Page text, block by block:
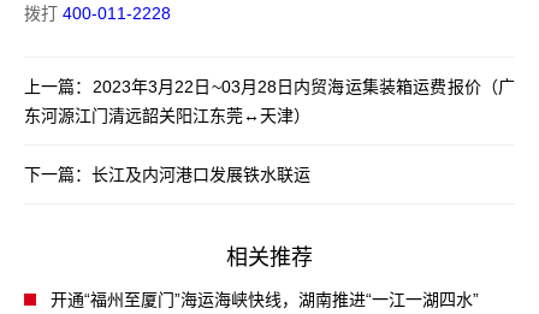
拨打 400-011-2228
上一篇： 2023年3月22日~03月28日内贸海运集装箱运费报价（广
东河源江门清远韶关阳江东莞↔天津）
下一篇： 长江及内河港口发展铁水联运
相关推荐
开通“福州至厦门”海运海峡快线，湖南推进“一江一湖四水”